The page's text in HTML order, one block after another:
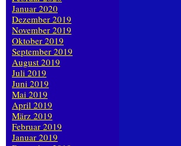
Januar 2020
Dezember 2019
November 2019
Oktober 2019
September 2019
August 2019
Juli 2019
Juni 2019
Mai 2019
April 2019
März 2019
Februar 2019
Januar 2019